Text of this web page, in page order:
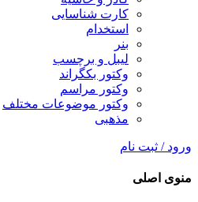
کارت شناسایی
استخدام
بنر
لیبل و برچسب
وکتور بکگراند
وکتور مراسم
وکتور موضوعات مختلف
مذهبی
ورود / ثبت نام
منوی اصلی